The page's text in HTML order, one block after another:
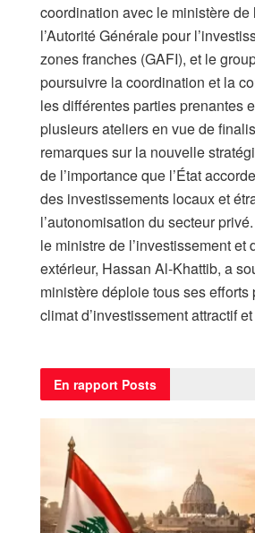
coordination avec le ministère de
l’Autorité Générale pour
zones franches (GAFI), et le
poursuivre la coordination et la
les différentes parties prenantes
plusieurs ateliers en vue de
remarques sur la nouvelle
de l’importance que l’État
des investissements locaux et
l’autonomisation du secteur
le ministre de l’investissement et
extérieur, Hassan Al-Khattib, a
ministère déploie tous ses efforts
climat d’investissement attractif
En rapport Posts